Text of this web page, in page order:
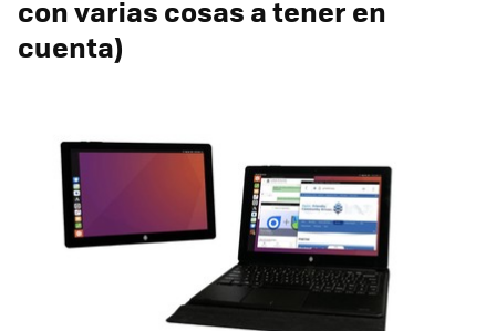
con varias cosas a tener en
cuenta)